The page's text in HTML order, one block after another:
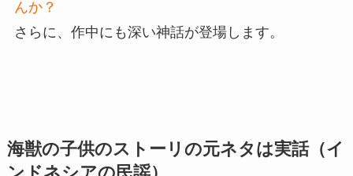
んか？
さらに、作中にも深い神話が登場します。
海獣の子供のストーリの元ネタは実話（イ